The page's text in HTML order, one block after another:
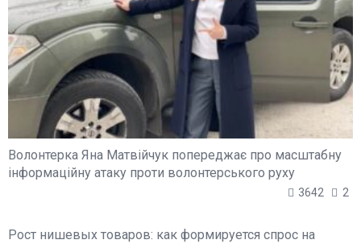
Волонтерка Яна Матвійчук попереджає про масштабну
інформаційну атаку проти волонтерського руху
3642 2
Рост нишевых товаров: как формируется спрос на